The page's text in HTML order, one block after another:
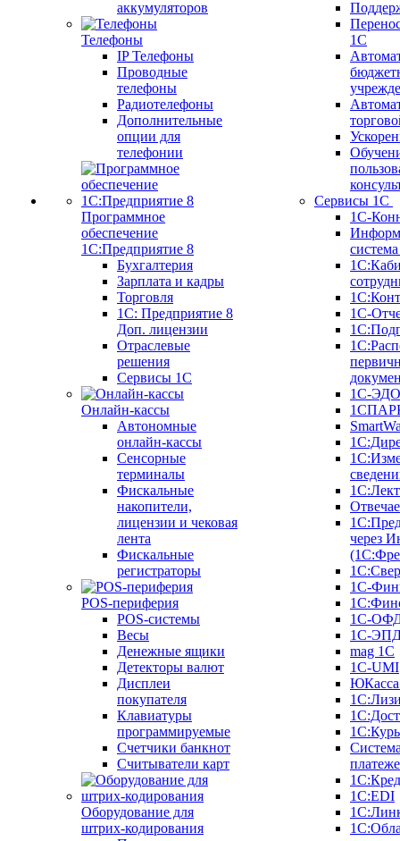
аккумуляторов
Телефоны
IP Телефоны
Проводные
телефоны
Радиотелефоны
Дополнительные
опции для
телефонии
Программное
обеспечение
1С:Предприятие 8
Бухгалтерия
Зарплата и кадры
Торговля
1C: Предприятие 8
Доп. лицензии
Отраслевые
решения
Сервисы 1С
Онлайн-кассы
Автономные
онлайн-кассы
Сенсорные
терминалы
Фискальные
накопители,
лицензии и чековая
лента
Фискальные
регистраторы
POS-периферия
POS-системы
Весы
Денежные ящики
Детекторы валют
Дисплеи
покупателя
Клавиатуры
программируемые
Счетчики банкнот
Считыватели карт
Оборудование для
штрих-кодирования
1С
Сервисы 1С
1С-
1С-
1С-ЭДО
через
1С-
1С-
1С-
mag 1C
1C-UMI
1С:EDI